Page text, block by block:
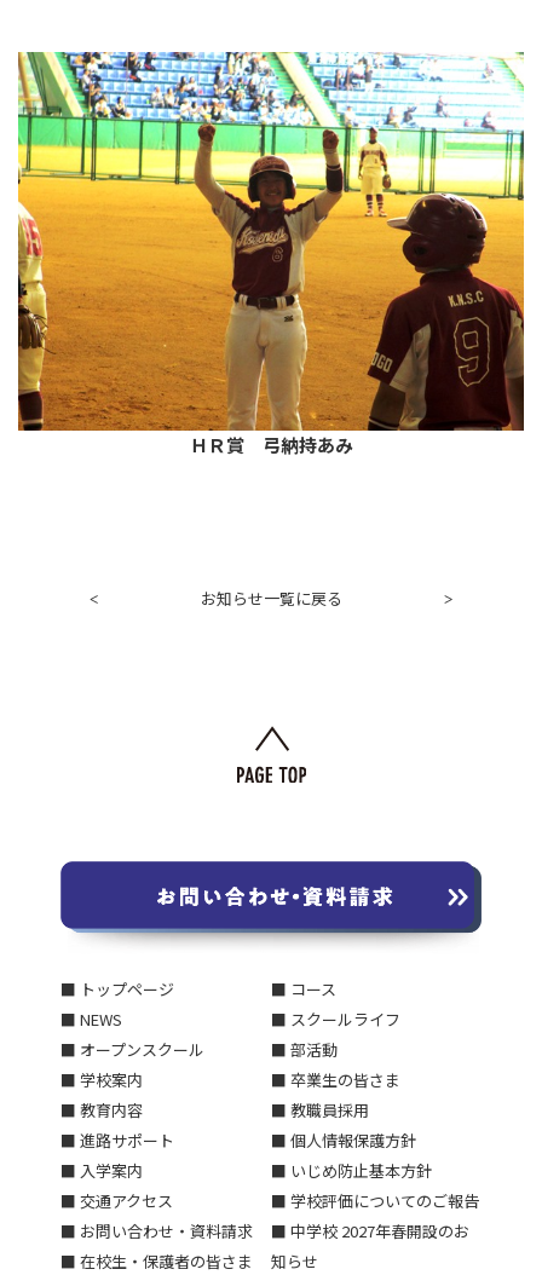
ＨＲ賞 弓納持あみ
< お知らせ一覧に戻る >
■ トップページ
■ NEWS
■ オープンスクール
■ 学校案内
■ 教育内容
■ 進路サポート
■ 入学案内
■ 交通アクセス
■ お問い合わせ・資料請求
■ 在校生・保護者の皆さま
■ コース
■ スクールライフ
■ 部活動
■ 卒業生の皆さま
■ 教職員採用
■ 個人情報保護方針
■ いじめ防止基本方針
■ 学校評価についてのご報告
■ 中学校 2027年春開設のお
知らせ